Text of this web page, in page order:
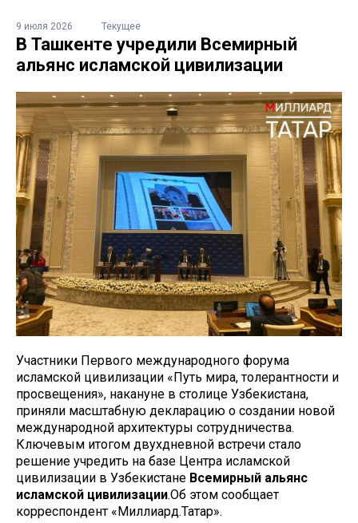
9 июля 2026 Текущее
В Ташкенте учредили Всемирный
альянс исламской цивилизации
Участники Первого международного форума
исламской цивилизации «Путь мира, толерантности и
просвещения», накануне в столице Узбекистана,
приняли масштабную декларацию о создании новой
международной архитектуры сотрудничества.
Ключевым итогом двухдневной встречи стало
решение учредить на базе Центра исламской
цивилизации в Узбекистане Всемирный альянс
исламской цивилизации.Об этом сообщает
корреспондент «Миллиард.Татар».